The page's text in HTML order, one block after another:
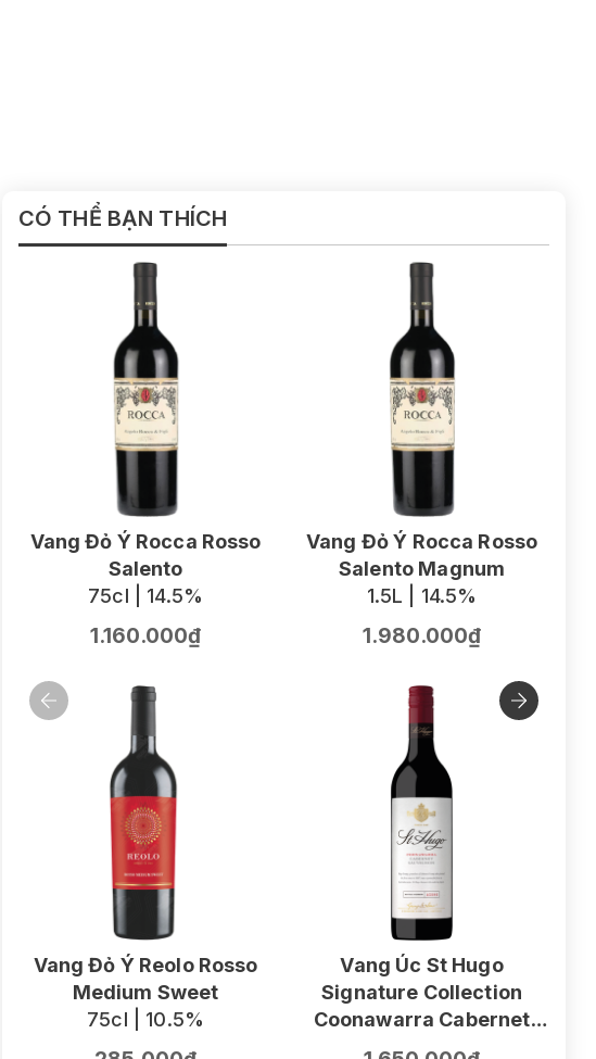
CÓ THỂ BẠN THÍCH
Vang Đỏ Ý Rocca Rosso
Salento
75cl | 14.5%
1.160.000₫
Vang Đỏ Ý Rocca Rosso
Salento Magnum
1.5L | 14.5%
1.980.000₫
Vang Đỏ Ý Reolo Rosso
Medium Sweet
75cl | 10.5%
Vang Úc St Hugo
Signature Collection
Coonawarra Cabernet
Sauvignon